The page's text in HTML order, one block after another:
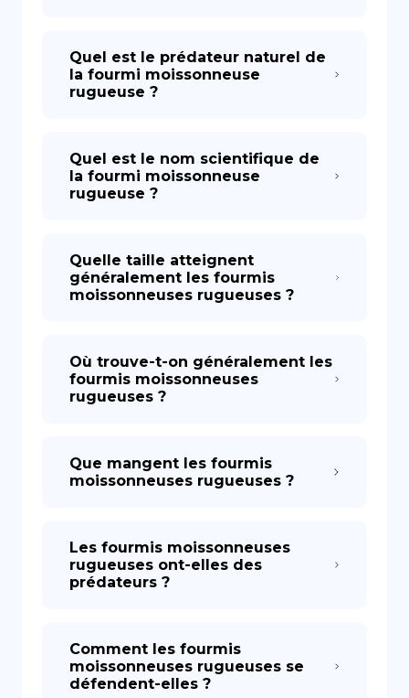
Quel est le prédateur naturel de
la fourmi moissonneuse
rugueuse ?
Quel est le nom scientifique de
la fourmi moissonneuse
rugueuse ?
Quelle taille atteignent
généralement les fourmis
moissonneuses rugueuses ?
Où trouve-t-on généralement les
fourmis moissonneuses
rugueuses ?
Que mangent les fourmis
moissonneuses rugueuses ?
Les fourmis moissonneuses
rugueuses ont-elles des
prédateurs ?
Comment les fourmis
moissonneuses rugueuses se
défendent-elles ?